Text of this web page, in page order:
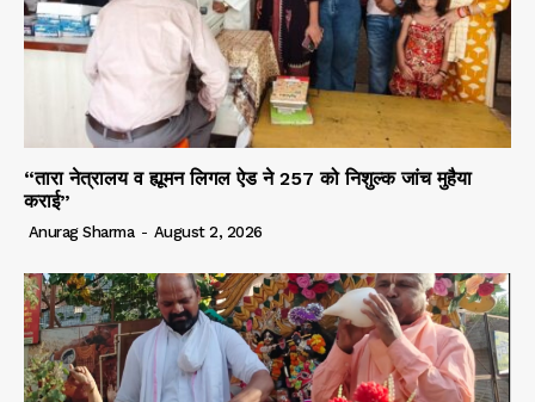
“तारा नेत्रालय व ह्यूमन लिगल ऐड ने 257 को निशुल्क जांच मुहैया
कराई”
Anurag Sharma - August 2, 2026